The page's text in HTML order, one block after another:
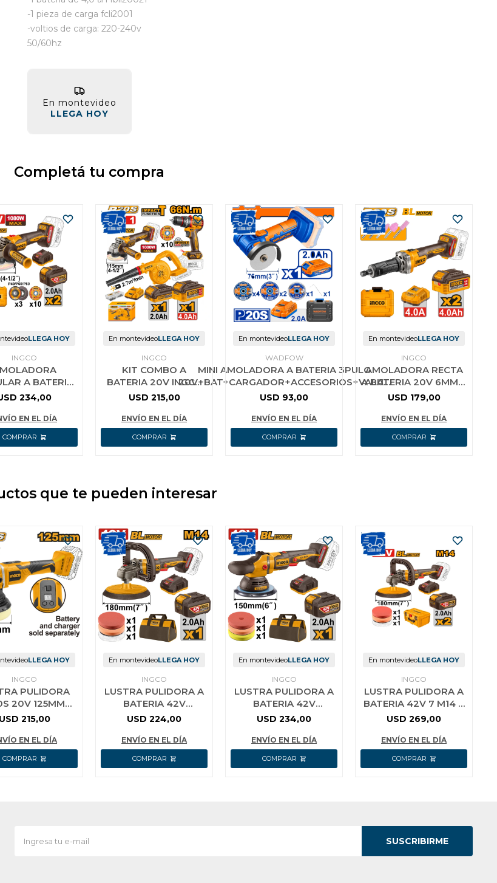
-1 pieza de carga fcli2001
-voltios de carga: 220-240v
50/60hz
En montevideo
LLEGA HOY
Completá tu compra
LLEGA HOY
INGCO
A BATERIA
42V
2.0AH + CARG
234,00
EN EL DÍA
En montevideoLLEGA HOY
INGCO
KIT COMBO A
BATERIA 20V INGCO
SOPLADORA
TALADRO
USD 215,00
ENVÍO EN EL DÍA
En montevideoLLEGA HOY
WADFOW
MINI AMOLADORA A BATERIA 3PULG
20V+BAT+CARGADOR+ACCESORIOS+VALIJA
WADFOW
USD 93,00
ENVÍO EN EL DÍA
En montevideoLLEGA HOY
INGCO
AMOLADORA RECTA
A BATERIA 20V 6MM +
5 PUNTAS + 2 BAT
VALIJA I
USD 179,00
ENVÍO EN EL DÍA
que te pueden interesar
LLEGA HOY
INGCO
PULIDORA
20V 125MM
APLI2002
USD 215,00
EN EL DÍA
En montevideoLLEGA HOY
INGCO
LUSTRA PULIDORA A
BATERIA 42V
BRUSHLESS 180MM
BATERIA 2.0AH +
USD 224,00
ENVÍO EN EL DÍA
En montevideoLLEGA HOY
INGCO
LUSTRA PULIDORA A
BATERIA 42V
BRUSHLESS 150MM
BATERIA 2.0AH + CAR
USD 234,00
ENVÍO EN EL DÍA
En montevideoLLEGA HOY
INGCO
LUSTRA PULIDORA A
BATERIA 42V 7 M14 +
2 BAT 2.0AH +
ACCESORIOS + VAL
USD 269,00
ENVÍO EN EL DÍA
SUSCRIBIRME